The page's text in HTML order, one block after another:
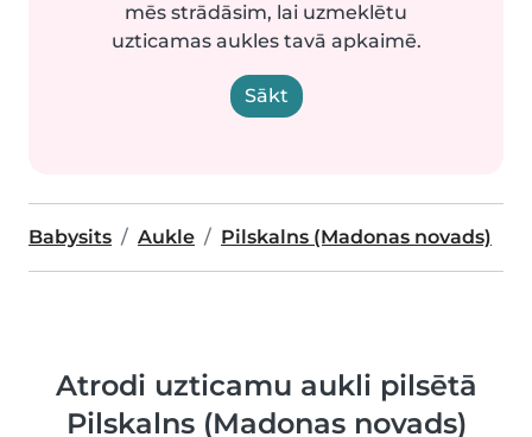
mēs strādāsim, lai uzmeklētu
uzticamas aukles tavā apkaimē.
Sākt
Babysits Aukle Pilskalns (Madonas novads)
Atrodi uzticamu aukli pilsētā
Pilskalns (Madonas novads)